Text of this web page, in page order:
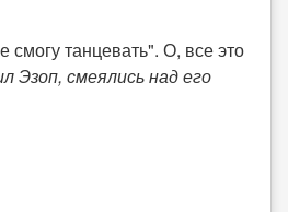
танцевать". О, все это
Эзоп, смеялись над его